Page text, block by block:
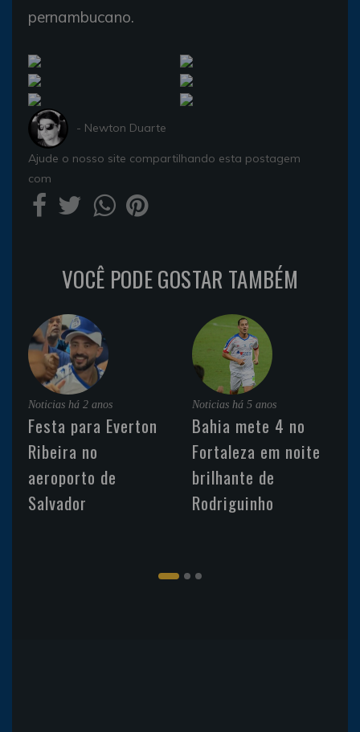
pernambucano.
- Newton Duarte
Ajude o nosso site compartilhando esta postagem
com
VOCÊ PODE GOSTAR TAMBÉM
Noticias há 2 anos
Festa para Everton
Ribeira no
aeroporto de
Salvador
Noticias há 5 anos
Bahia mete 4 no
Fortaleza em noite
brilhante de
Rodriguinho